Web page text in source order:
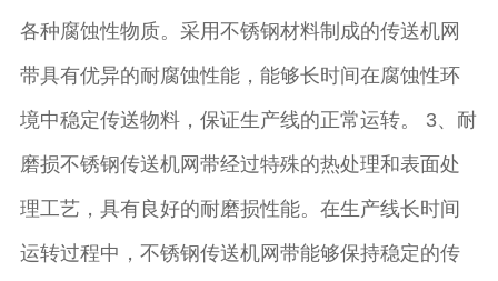
各种腐蚀性物质。采用不锈钢材料制成的传送机网
带具有优异的耐腐蚀性能，能够长时间在腐蚀性环
境中稳定传送物料，保证生产线的正常运转。 3、耐
磨损不锈钢传送机网带经过特殊的热处理和表面处
理工艺，具有良好的耐磨损性能。在生产线长时间
运转过程中，不锈钢传送机网带能够保持稳定的传